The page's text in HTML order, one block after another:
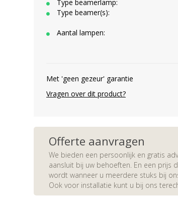
Type beamerlamp:
Type beamer(s):
Aantal lampen:
Met 'geen gezeur' garantie
Vragen over dit product?
Offerte aanvragen
We bieden een persoonlijk en gratis
aansluit bij uw behoeften. En een prijs
wordt wanneer u meerdere stuks bij
Ook voor installatie kunt u bij ons